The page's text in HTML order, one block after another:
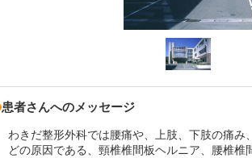
患者さんへのメッセージ
わきだ整形外科では腰痛や、上肢、下肢の痛
どの原因である、頸椎椎間板ヘルニア、腰椎